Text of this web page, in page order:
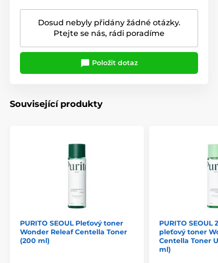
Dosud nebyly přidány žádné otázky.
Ptejte se nás, rádi poradíme
Položit dotaz
Související produkty
PURITO SEOUL Pleťový toner
Wonder Releaf Centella Toner
(200 ml)
PURITO
pleťový toner
Centella Toner
ml)